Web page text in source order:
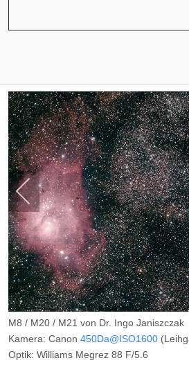
M8 / M20 / M21 von Dr. Ingo Janiszczak
Kamera: Canon 450Da@ISO1600
Optik: Williams Megrez 88 F/5.6